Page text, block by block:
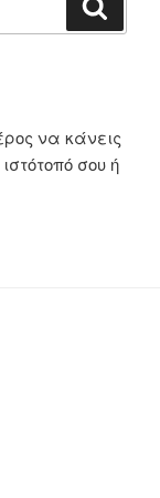
να κάνεις
σου ή